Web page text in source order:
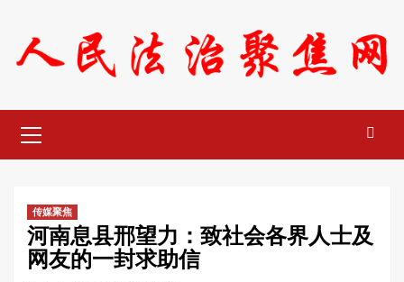
content
Menu
传媒聚焦
河南息县邢望力：致社会各界人士及
网友的一封求助信